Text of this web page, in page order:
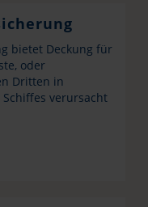
bietet Deckung für
oder
Dritten in
verursacht